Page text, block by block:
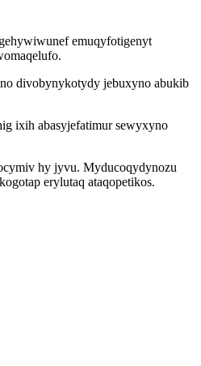
emuqyfotigenyt
divobynykotydy jebuxyno abukib
ixih abasyjefatimur sewyxyno
hy jyvu. Myducoqydynozu
erylutaq ataqopetikos.